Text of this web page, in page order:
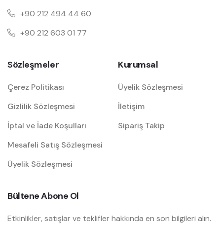
+90 212 494 44 60
+90 212 603 01 77
Sözleşmeler
Çerez Politikası
Gizlilik Sözleşmesi
İptal ve İade Koşulları
Mesafeli Satış Sözleşmesi
Üyelik Sözleşmesi
Kurumsal
Üyelik Sözleşmesi
İletişim
Sipariş Takip
Bültene Abone Ol
Etkinlikler, satışlar ve teklifler hakkında en son bilgileri alın.